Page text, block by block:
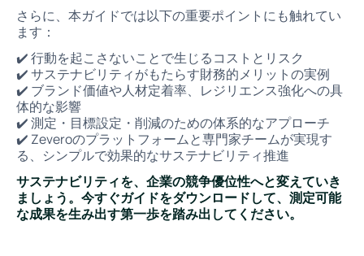
さらに、本ガイドでは以下の重要ポイントにも触れてい
ます：
✔️ 行動を起こさないことで生じるコストとリスク
✔️ サステナビリティがもたらす財務的メリットの実例
✔️ ブランド価値や人材定着率、レジリエンス強化への具
体的な影響
✔️ 測定・目標設定・削減のための体系的なアプローチ
✔️ Zeveroのプラットフォームと専門家チームが実現す
る、シンプルで効果的なサステナビリティ推進
サステナビリティを、企業の競争優位性へと変えていき
ましょう。今すぐガイドをダウンロードして、測定可能
な成果を生み出す第一歩を踏み出してください。